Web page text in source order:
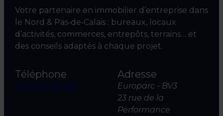
Votre partenaire en immobilier d’entreprise dans
le Nord & Pas‑de‑Calais : bureaux, locaux
d’activités, commerces, entrepôts, terrains… et
des conseils adaptés à chaque projet.
Téléphone
03 20 04 06 00
Adresse
Europarc - BV3
23 rue de la
Performance